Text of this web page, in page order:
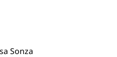
Sonza